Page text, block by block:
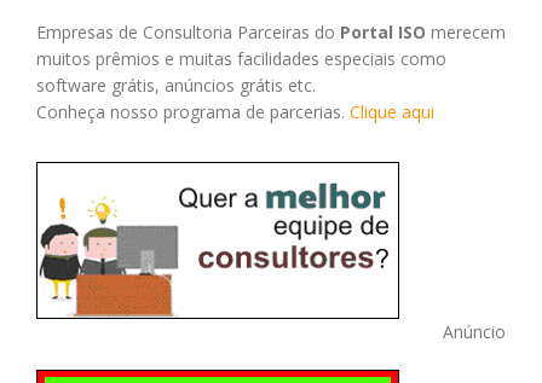
Empresas de Consultoria Parceiras do Portal ISO merecem
muitos prêmios e muitas facilidades especiais como
software grátis, anúncios grátis etc.
Conheça nosso programa de parcerias. Clique aqui
Anúncio